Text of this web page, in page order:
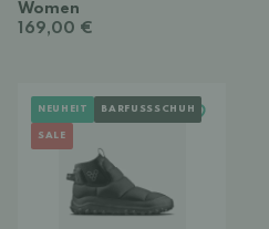
Women
169,00 €
NEUHEIT BARFUSSSCHUH
SALE